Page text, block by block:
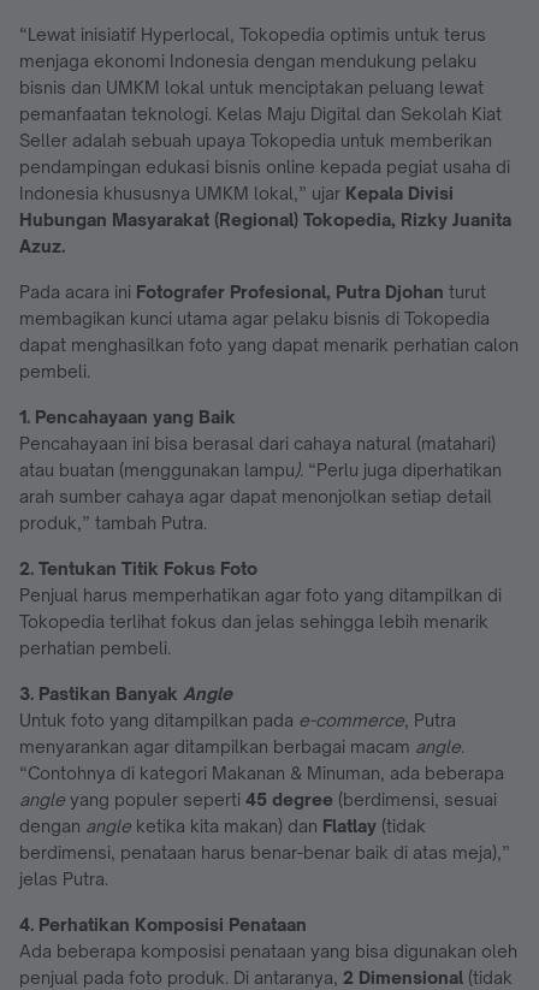
“Lewat inisiatif Hyperlocal, Tokopedia optimis untuk terus
menjaga ekonomi Indonesia dengan mendukung pelaku
bisnis dan UMKM lokal untuk menciptakan peluang lewat
pemanfaatan teknologi. Kelas Maju Digital dan Sekolah Kiat
Seller adalah sebuah upaya Tokopedia untuk memberikan
pendampingan edukasi bisnis online kepada pegiat usaha di
Indonesia khususnya UMKM lokal,” ujar Kepala Divisi
Hubungan Masyarakat (Regional) Tokopedia, Rizky Juanita
Azuz.
Pada acara ini Fotografer Profesional, Putra Djohan turut
membagikan kunci utama agar pelaku bisnis di Tokopedia
dapat menghasilkan foto yang dapat menarik perhatian calon
pembeli.
1. Pencahayaan yang Baik
Pencahayaan ini bisa berasal dari cahaya natural (matahari)
atau buatan (menggunakan lampu). “Perlu juga diperhatikan
arah sumber cahaya agar dapat menonjolkan setiap detail
produk,” tambah Putra.
2. Tentukan Titik Fokus Foto
Penjual harus memperhatikan agar foto yang ditampilkan di
Tokopedia terlihat fokus dan jelas sehingga lebih menarik
perhatian pembeli.
3. Pastikan Banyak Angle
Untuk foto yang ditampilkan pada e-commerce, Putra
menyarankan agar ditampilkan berbagai macam angle.
“Contohnya di kategori Makanan & Minuman, ada beberapa
angle yang populer seperti 45 degree (berdimensi, sesuai
dengan angle ketika kita makan) dan Flatlay (tidak
berdimensi, penataan harus benar-benar baik di atas meja),”
jelas Putra.
4. Perhatikan Komposisi Penataan
Ada beberapa komposisi penataan yang bisa digunakan oleh
penjual pada foto produk. Di antaranya, 2 Dimensional (tidak